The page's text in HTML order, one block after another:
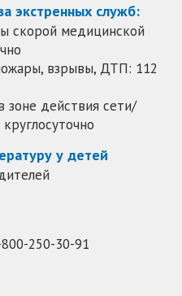
экстренных служб:
скорой медицинской
взрывы, ДТП: 112
зоне действия сети/
у детей
250-30-91